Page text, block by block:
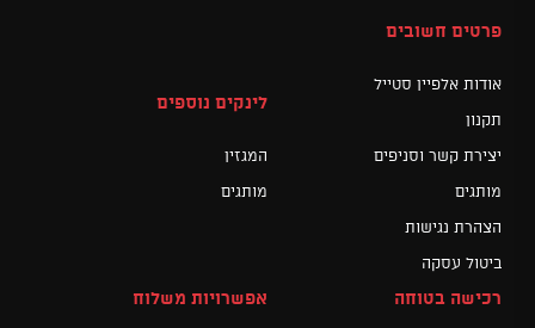
פרטים חשובים
אודות אלפיין סטייל
תקנון
יצירת קשר וסניפים
מותגים
הצהרת נגישות
ביטול עסקה
לינקים נוספים
המגזין
מותגים
רכישה בטוחה אפשרויות משלוח